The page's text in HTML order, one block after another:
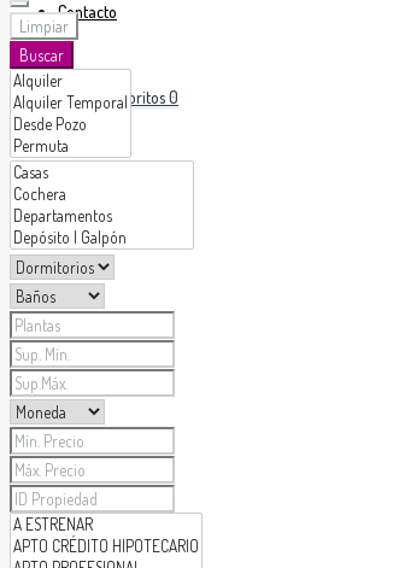
Contacto
Favoritos0
Limpiar
Buscar